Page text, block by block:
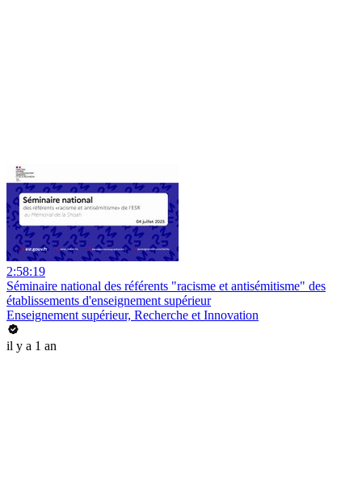
2:58:19
Séminaire national des référents "racisme et antisémitisme" des
établissements d'enseignement supérieur
Enseignement supérieur, Recherche et Innovation
il y a 1 an